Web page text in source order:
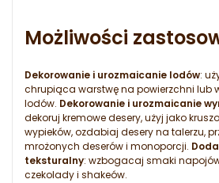
Możliwości
Dekorowanie i urozmaicanie lodów:
chrupiąca warstwę na powierzchni lub
lodów. Dekorowanie i urozmaicanie
dekoruj kremowe desery, użyj jako
wypieków, ozdabiaj desery na talerzu,
mrożonych deserów i monoporcji.
teksturalny: wzbogacaj smaki
czekolady i shakeów.